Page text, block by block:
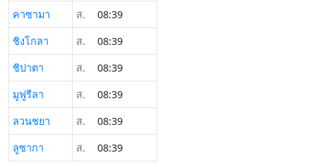
คาซามา
ส.
08:39
ชิงโกลา
ส.
08:39
ชิปาตา
ส.
08:39
มูฟูรีลา
ส.
08:39
ลวนชยา
ส.
08:39
ลูซากา
ส. 08:39